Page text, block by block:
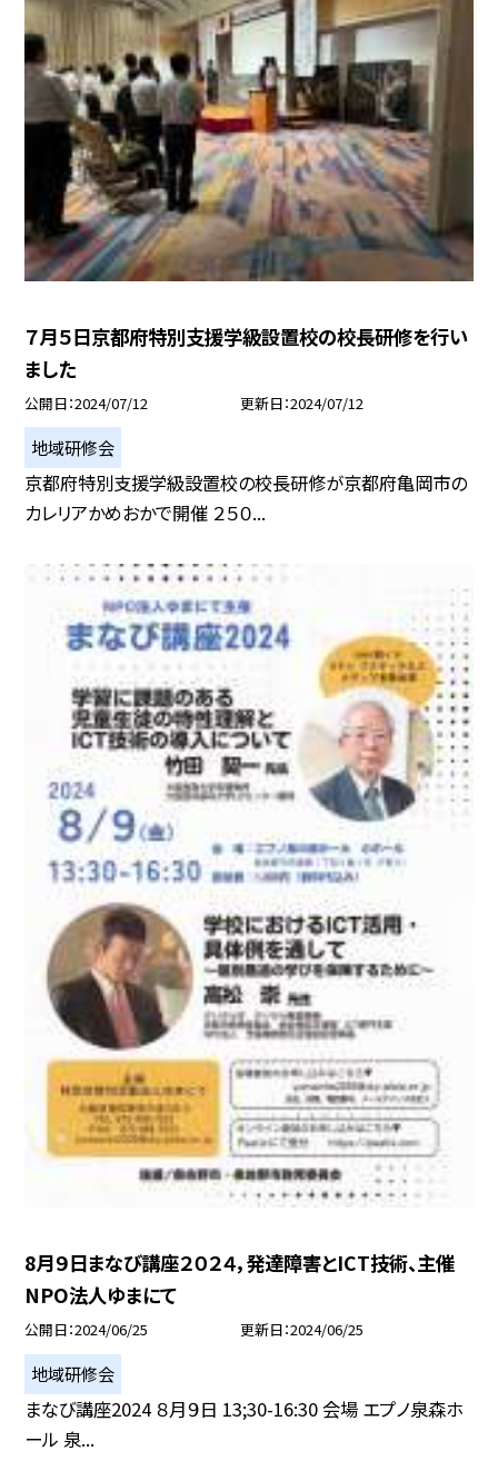
７月５日京都府特別支援学級設置校の校長研修を行い
ました
公開日 2024/07/12 更新日 2024/07/12
地域研修会
京都府特別支援学級設置校の校長研修が京都府亀岡市の
カレリアかめおかで開催 ２５０...
8月９日まなび講座２０２４，発達障害とICT技術、主催
NPO法人ゆまにて
公開日 2024/06/25 更新日 2024/06/25
地域研修会
まなび講座2024 ８月９日 13;30-16:30 会場 エプノ泉森ホ
ール 泉...